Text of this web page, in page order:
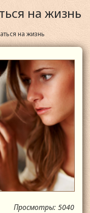
на жизнь
на жизнь
Просмотры: 5040